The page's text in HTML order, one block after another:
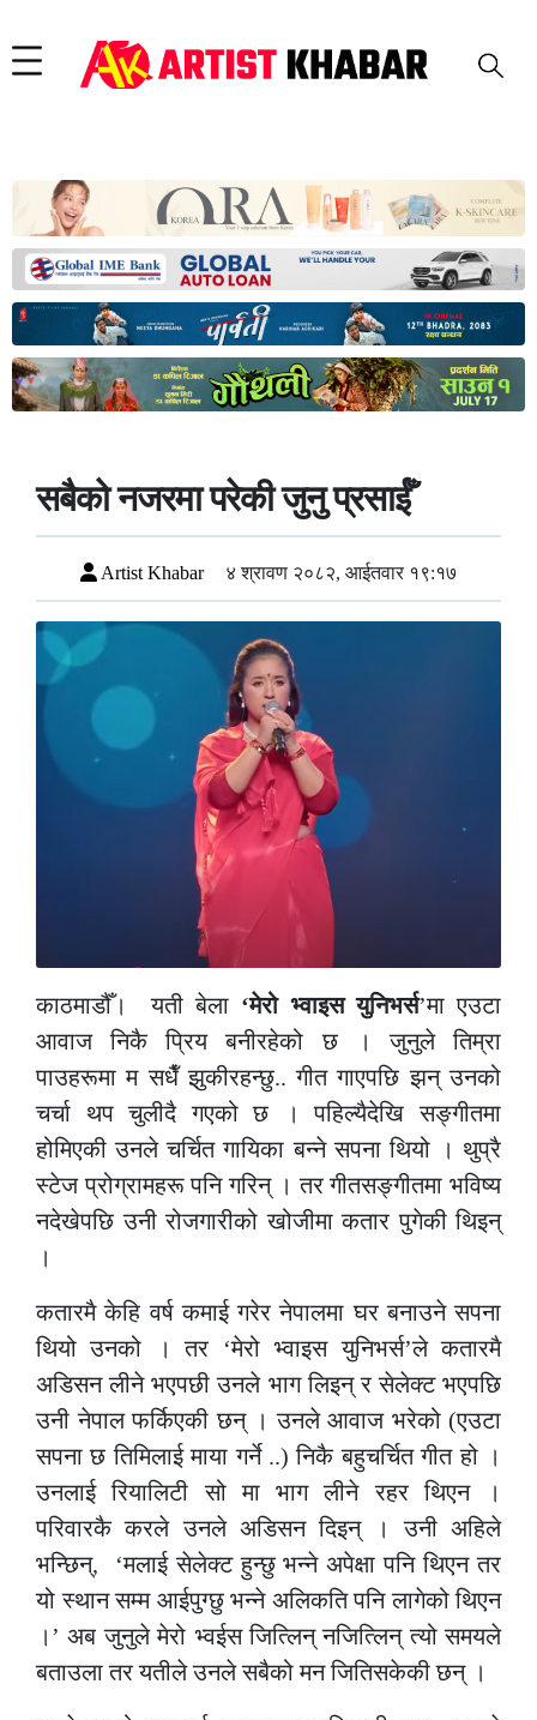
सबैको नजरमा परेकी जुनु प्रसाईँ
Artist Khabar ४ श्रावण २०८२, आईतवार १९:१७
काठमाडौँ। यती बेला ‘मेरो भ्वाइस युनिभर्स’मा एउटा
आवाज निकै प्रिय बनीरहेको छ । जुनुले तिम्रा
पाउहरूमा म सधैँ झुकीरहन्छु.. गीत गाएपछि झन् उनको
चर्चा थप चुलीदै गएको छ । पहिल्यैदेखि सङ्गीतमा
होमिएकी उनले चर्चित गायिका बन्ने सपना थियो । थुप्रै
स्टेज प्रोग्रामहरू पनि गरिन् । तर गीतसङ्गीतमा भविष्य
नदेखेपछि उनी रोजगारीको खोजीमा कतार पुगेकी थिइन्
।
कतारमै केहि वर्ष कमाई गरेर नेपालमा घर बनाउने सपना
थियो उनको । तर ‘मेरो भ्वाइस युनिभर्स’ले कतारमै
अडिसन लीने भएपछी उनले भाग लिइन् र सेलेक्ट भएपछि
उनी नेपाल फर्किएकी छन् । उनले आवाज भरेको (एउटा
सपना छ तिमिलाई माया गर्ने ..) निकै बहुचर्चित गीत हो ।
उनलाई रियालिटी सो मा भाग लीने रहर थिएन ।
परिवारकै करले उनले अडिसन दिइन् । उनी अहिले
भन्छिन्, ‘मलाई सेलेक्ट हुन्छु भन्ने अपेक्षा पनि थिएन तर
यो स्थान सम्म आईपुग्छु भन्ने अलिकति पनि लागेको थिएन
।’ अब जुनुले मेरो भ्वईस जित्लिन् नजित्लिन् त्यो समयले
बताउला तर यतीले उनले सबैको मन जितिसकेकी छन् ।